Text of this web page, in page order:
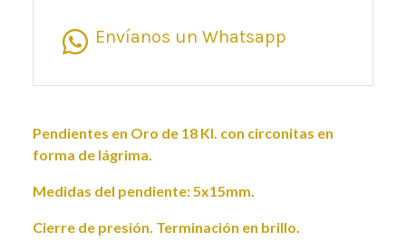
Envíanos un Whatsapp
Pendientes en Oro de 18 Kl. con circonitas en
forma de lágrima.
Medidas del pendiente: 5x15mm.
Cierre de presión. Terminación en brillo.